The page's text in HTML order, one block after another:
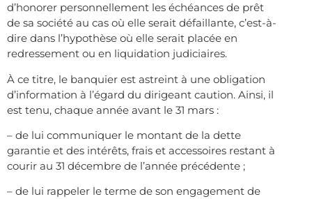
d’honorer personnellement les échéances de prêt
de sa société au cas où elle serait défaillante, c’est-à-
dire dans l’hypothèse où elle serait placée en
redressement ou en liquidation judiciaires.
À ce titre, le banquier est astreint à une obligation
d’information à l’égard du dirigeant caution. Ainsi, il
est tenu, chaque année avant le 31 mars :
– de lui communiquer le montant de la dette
garantie et des intérêts, frais et accessoires restant à
courir au 31 décembre de l’année précédente ;
– de lui rappeler le terme de son engagement de